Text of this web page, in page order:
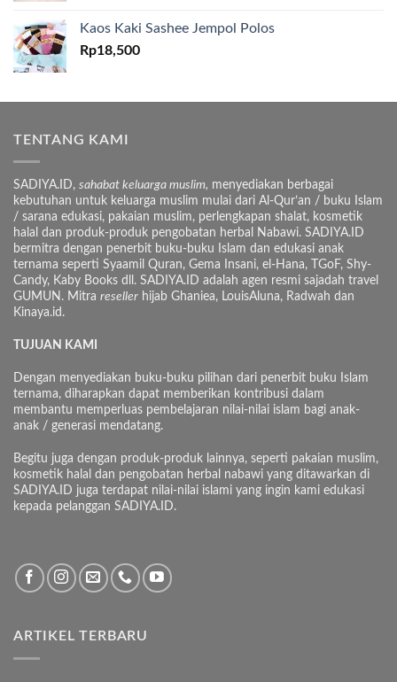
Kaos Kaki Sashee Jempol Polos
Rp18,500
TENTANG KAMI
SADIYA.ID, sahabat keluarga muslim, menyediakan berbagai
kebutuhan untuk keluarga muslim mulai dari Al-Qur’an / buku Islam
/ sarana edukasi, pakaian muslim, perlengkapan shalat, kosmetik
halal dan produk-produk pengobatan herbal Nabawi. SADIYA.ID
bermitra dengan penerbit buku-buku Islam dan edukasi anak
ternama seperti Syaamil Quran, Gema Insani, el-Hana, TGoF, Shy-
Candy, Kaby Books dll. SADIYA.ID adalah agen resmi sajadah travel
GUMUN. Mitra reseller hijab Ghaniea, LouisAluna, Radwah dan
Kinaya.id.
TUJUAN KAMI
Dengan menyediakan buku-buku pilihan dari penerbit buku Islam
ternama, diharapkan dapat memberikan kontribusi dalam
membantu memperluas pembelajaran nilai-nilai islam bagi anak-
anak / generasi mendatang.
Begitu juga dengan produk-produk lainnya, seperti pakaian muslim,
kosmetik halal dan pengobatan herbal nabawi yang ditawarkan di
SADIYA.ID juga terdapat nilai-nilai islami yang ingin kami edukasi
kepada pelanggan SADIYA.ID.
ARTIKEL TERBARU